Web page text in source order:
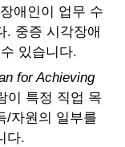
애인이 업무 수
. 중증 시각장애
있습니다.
for Achieving
이 특정 직업 목
/자원의 일부를
다.